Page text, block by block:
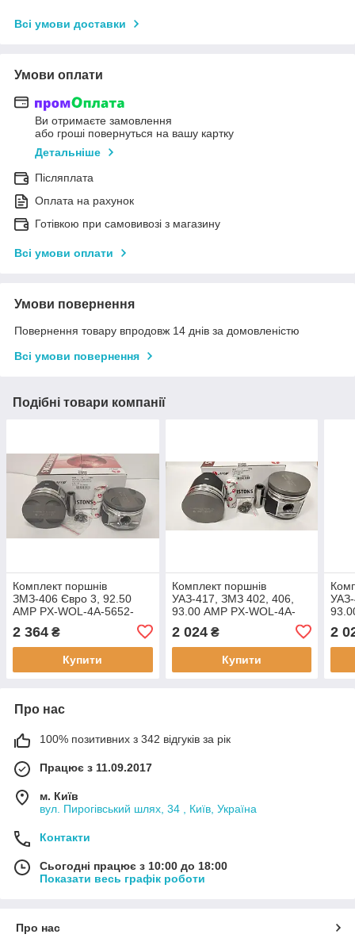
Всі умови доставки
Умови оплати
Ви отримаєте замовлення
або гроші повернуться на вашу картку
Детальніше
Післяплата
Оплата на рахунок
Готівкою при самовивозі з магазину
Всі умови оплати
Умови повернення
Повернення товару впродовж 14 днів за домовленістю
Всі умови повернення
Подібні товари компанії
Комплект поршнів
ЗМЗ-406 Євро 3, 92.50
AMP PX-WOL-4A-5652-
Група B
2 364 ₴
Купити
Комплект поршнів
УАЗ-417, ЗМЗ 402, 406,
93.00 AMP PX-WOL-4A-
(+1,00) Група В
2 024₴
Купити
2
Про нас
100% позитивних з 342 відгуків за рік
Працює з 11.09.2017
м. Київ
вул. Пирогівський шлях, 34 , Київ, Україна
Контакти
Сьогодні працює з 10:00 до 18:00
Показати весь графік роботи
Про нас